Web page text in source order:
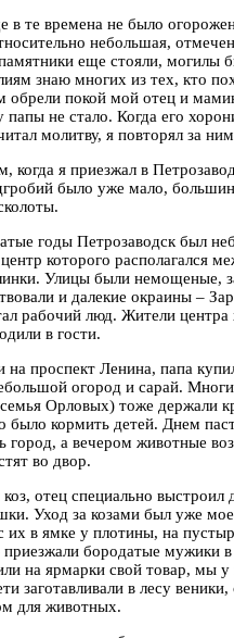
в те времена не было
небольшая,
еще стояли, могилы
знаю многих из тех, кто
обрели покой мой отец и
папы не стало. Когда его
молитву, я повторял за
когда я приезжал в
было уже мало,
годы Петрозаводск был
которого располагался
Улицы были немощеные,
и далекие окраины –
рабочий люд. Жители
в гости.
на проспект Ленина, папа
огород и сарай.
Орловых) тоже держали
было кормить детей. Днем
город, а вечером животные
во двор.
отец специально выстроил
Уход за козами был уже
их в ямке у плотины, на
приезжали бородатые мужики
на ярмарки свой товар, мы у
заготавливали в лесу веники,
для животных.